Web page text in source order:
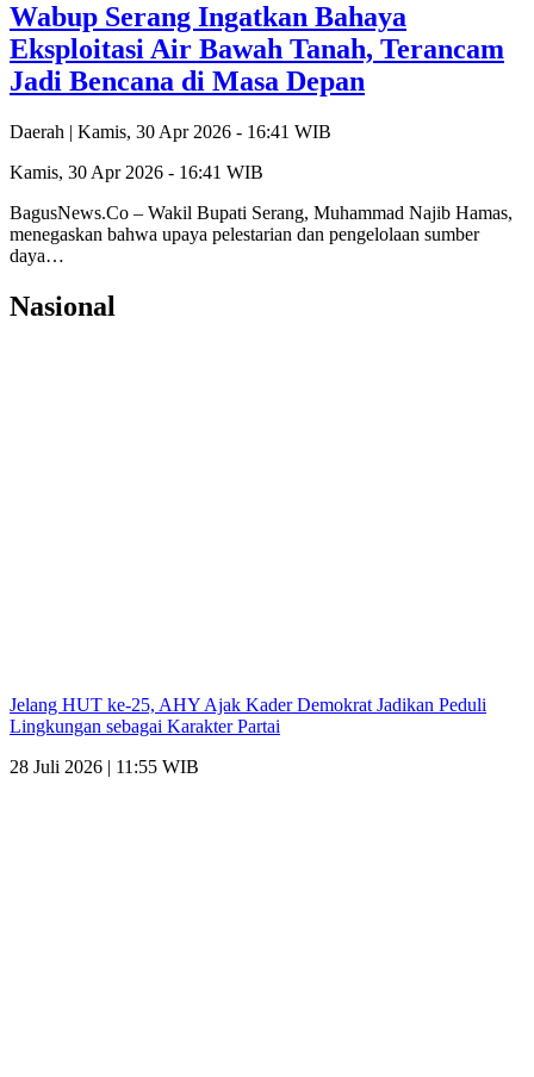
Wabup Serang Ingatkan Bahaya
Eksploitasi Air Bawah Tanah, Terancam
Jadi Bencana di Masa Depan
Daerah | Kamis, 30 Apr 2026 - 16:41 WIB
Kamis, 30 Apr 2026 - 16:41 WIB
‎BagusNews.Co – Wakil Bupati Serang, Muhammad Najib Hamas,
menegaskan bahwa upaya pelestarian dan pengelolaan sumber
daya…
Nasional
Jelang HUT ke-25, AHY Ajak Kader Demokrat Jadikan Peduli
Lingkungan sebagai Karakter Partai
28 Juli 2026 | 11:55 WIB